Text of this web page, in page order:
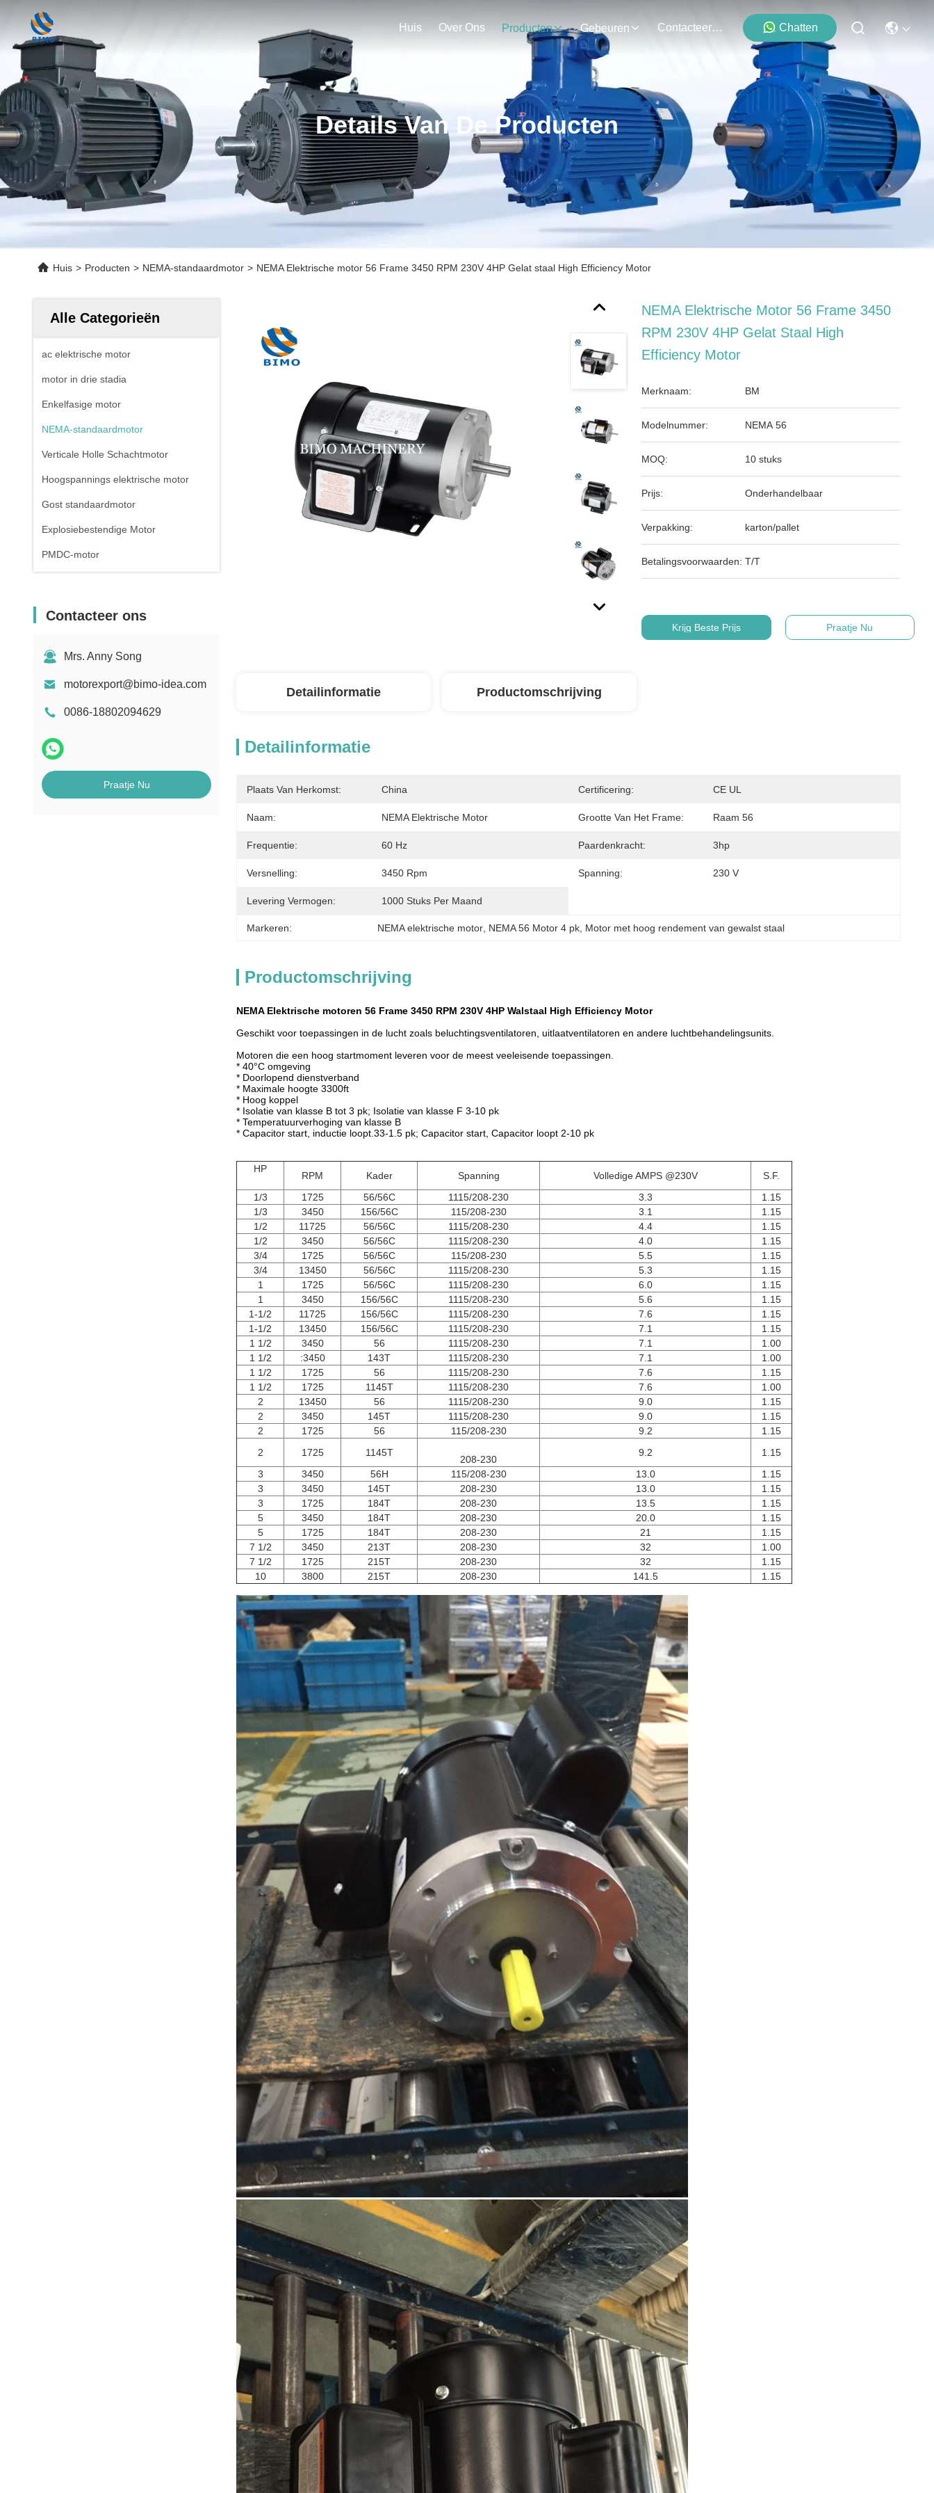
Huis Over Ons Producten Gebeuren Contacteer Ons Chatten
Details Van De Producten
Huis > Producten > NEMA-standaardmotor > NEMA Elektrische motor 56 Frame 3450 RPM 230V 4HP Gelat staal High Efficiency Motor
Alle Categorieën
ac elektrische motor
motor in drie stadia
Enkelfasige motor
NEMA-standaardmotor
Verticale Holle Schachtmotor
Hoogspannings elektrische motor
Gost standaardmotor
Explosiebestendige Motor
PMDC-motor
Contacteer ons
Mrs. Anny Song
motorexport@bimo-idea.com
0086-18802094629
Praatje Nu
NEMA Elektrische Motor 56 Frame 3450
RPM 230V 4HP Gelat Staal High
Efficiency Motor
Merknaam: BM
Modelnummer: NEMA 56
MOQ: 10 stuks
Prijs: Onderhandelbaar
Verpakking: karton/pallet
Betalingsvoorwaarden: T/T
Krijg Beste Prijs Praatje Nu
Detailinformatie Productomschrijving
Detailinformatie
Plaats Van Herkomst: China Certificering: CE UL
Naam: NEMA Elektrische Motor Grootte Van Het Frame: Raam 56
Frequentie: 60 Hz Paardenkracht: 3hp
Versnelling: 3450 Rpm Spanning: 230 V
Levering Vermogen: 1000 Stuks Per Maand
Markeren: NEMA elektrische motor NEMA 56 Motor 4 pk Motor met hoog rendement van gewalst staal
Productomschrijving
NEMA Elektrische motoren 56 Frame 3450 RPM 230V 4HP Walstaal High Efficiency Motor
Geschikt voor toepassingen in de lucht zoals beluchtingsventilatoren, uitlaatventilatoren en andere luchtbehandelingsunits.
Motoren die een hoog startmoment leveren voor de meest veeleisende toepassingen.
* 40°C omgeving
* Doorlopend dienstverband
* Maximale hoogte 3300ft
* Hoog koppel
* Isolatie van klasse B tot 3 pk; Isolatie van klasse F 3-10 pk
* Temperatuurverhoging van klasse B
* Capacitor start, inductie loopt.33-1.5 pk; Capacitor start, Capacitor loopt 2-10 pk
HP
RPM Kader Spanning Volledige AMPS @230V
S.F.
1/3
1725 56/56C 1115/208-230 3.3
1.15
1/3
3450 156/56C 115/208-230 3.1
1.15
1/2
11725 56/56C 1115/208-230 4.4
1.15
1/2
3450 56/56C 1115/208-230 4.0
1.15
3/4
1725 56/56C 115/208-230 5.5
1.15
3/4
13450 56/56C 1115/208-230 5.3
1.15
1
1725 56/56C 1115/208-230 6.0
1.15
1
3450 156/56C 1115/208-230 5.6
1.15
1-1/2
11725 156/56C 1115/208-230 7.6
1.15
1-1/2
13450 156/56C 1115/208-230 7.1
1.15
1 1/2
3450 56 1115/208-230 7.1
1.00
1 1/2
:3450 143T 1115/208-230 7.1
1.00
1 1/2
1725 56 1115/208-230 7.6
1.15
1 1/2
1725 1145T 1115/208-230 7.6
1.00
2
13450 56 1115/208-230 9.0
1.15
2
3450 145T 1115/208-230 9.0
1.15
2
1725 56 115/208-230 9.2
1.15
2
1725 1145T
208-230
9.2
1.15
3
3450 56H 115/208-230 13.0
1.15
3
3450 145T 208-230 13.0
1.15
3
1725 184T 208-230 13.5
1.15
5
3450 184T 208-230 20.0
1.15
5
1725 184T 208-230 21
1.15
7 1/2
3450 213T 208-230 32
1.00
7 1/2
1725 215T 208-230 32
1.15
10
3800 215T 208-230 141.5 1.15